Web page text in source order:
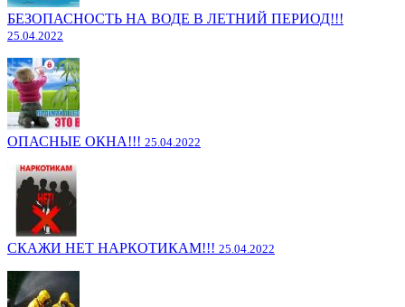
БЕЗОПАСНОСТЬ НА ВОДЕ В ЛЕТНИЙ ПЕРИОД!!!
25.04.2022
ОПАСНЫЕ ОКНА!!! 25.04.2022
СКАЖИ НЕТ НАРКОТИКАМ!!! 25.04.2022